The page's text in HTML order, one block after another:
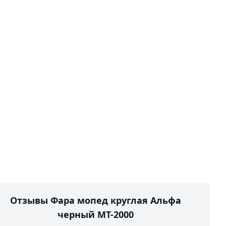
Отзывы Фара мопед круглая Альфа
черный MT-2000